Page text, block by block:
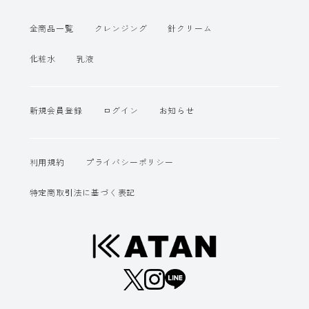
全商品一覧 クレンジング 針クリーム
化粧水 乳液
新規会員登録 ログイン お知らせ
利用規約 プライバシーポリシー
特定商取引法に基づく表記